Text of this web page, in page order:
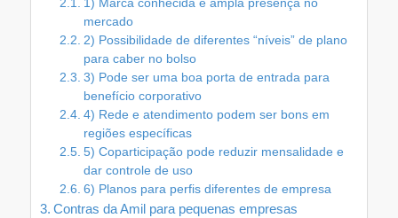
1) Marca conhecida e ampla presença no
mercado
2) Possibilidade de diferentes “níveis” de plano
para caber no bolso
3) Pode ser uma boa porta de entrada para
benefício corporativo
4) Rede e atendimento podem ser bons em
regiões específicas
5) Coparticipação pode reduzir mensalidade e
dar controle de uso
6) Planos para perfis diferentes de empresa
Contras da Amil para pequenas empresas